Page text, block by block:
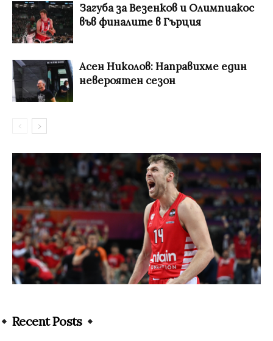
Загуба за Везенков и Олимпиакос
във финалите в Гърция
Асен Николов: Направихме един
невероятен сезон
Recent Posts